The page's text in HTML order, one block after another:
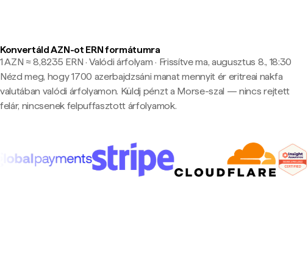
Konvertáld AZN-ot ERN formátumra
1 AZN ≈ 8,8235 ERN · Valódi árfolyam · Frissítve ma, augusztus 8., 18:30
Nézd meg, hogy 1700 azerbajdzsáni manat mennyit ér eritreai nakfa
valutában valódi árfolyamon. Küldj pénzt a Morse-szal — nincs rejtett
felár, nincsenek felpuffasztott árfolyamok.